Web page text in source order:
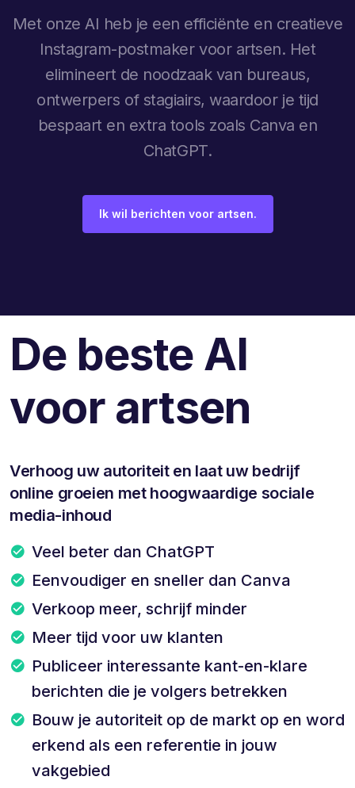
Met onze AI heb je een efficiënte en creatieve
Instagram-postmaker voor artsen. Het
elimineert de noodzaak van bureaus,
ontwerpers of stagiairs, waardoor je tijd
bespaart en extra tools zoals Canva en
ChatGPT.
Ik wil berichten voor artsen.
De beste AI
voor artsen
Verhoog uw autoriteit en laat uw bedrijf
online groeien met hoogwaardige sociale
media-inhoud
Veel beter dan ChatGPT
Eenvoudiger en sneller dan Canva
Verkoop meer, schrijf minder
Meer tijd voor uw klanten
Publiceer interessante kant-en-klare
berichten die je volgers betrekken
Bouw je autoriteit op de markt op en word
erkend als een referentie in jouw
vakgebied